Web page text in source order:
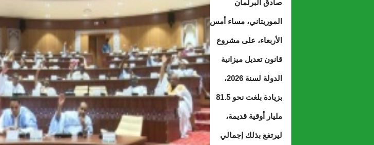
صادق البرلمان
الموريتاني، مساء أمس
الأربعاء، على مشروع
قانون تعديل ميزانية
الدولة لسنة 2026،
بزيادة بلغت نحو 81.5
مليار أوقية قديمة،
ليرتفع بذلك إجمالي